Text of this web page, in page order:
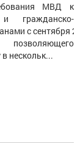
МВД к
гражданско-
с сентября
нескольк...